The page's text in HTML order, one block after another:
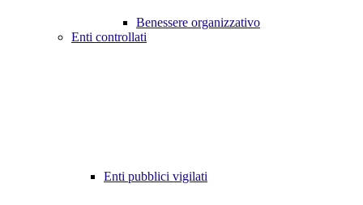
Benessere organizzativo
Enti controllati
Enti pubblici vigilati